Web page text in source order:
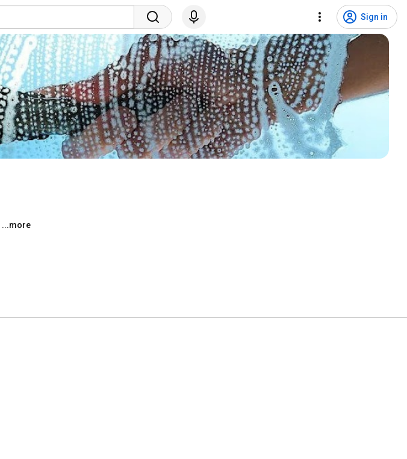
Sign in
...more